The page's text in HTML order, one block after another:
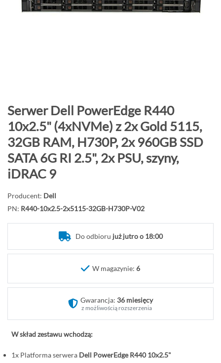
e
r
i
P
z
e
j
d
ź
n
p
o
z
e
a
Serwer Dell PowerEdge R440
10x2.5" (4xNVMe) z 2x Gold 5115,
32GB RAM, H730P, 2x 960GB SSD
SATA 6G RI 2.5", 2x PSU, szyny,
iDRAC 9
Producent: Dell
PN: R440-10x2.5-2x5115-32GB-H730P-V02
Do odbioru już jutro o 18:00
W magazynie: 6
Gwarancja: 36 miesięcy
z możliwością rozszerzenia
W skład zestawu wchodzą:
1x Platforma serwera Dell PowerEdge R440 10x2.5"